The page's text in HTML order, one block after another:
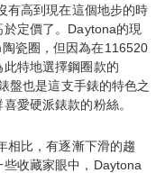
有高到現在這個地步的時
定價了。Daytona的現
瓷圈，但因為在116520
特地選擇鋼圈款的
盤也是這支手錶的特色之
愛硬派錶款的粉絲。
相比，有逐漸下滑的趨
收藏家眼中，Daytona